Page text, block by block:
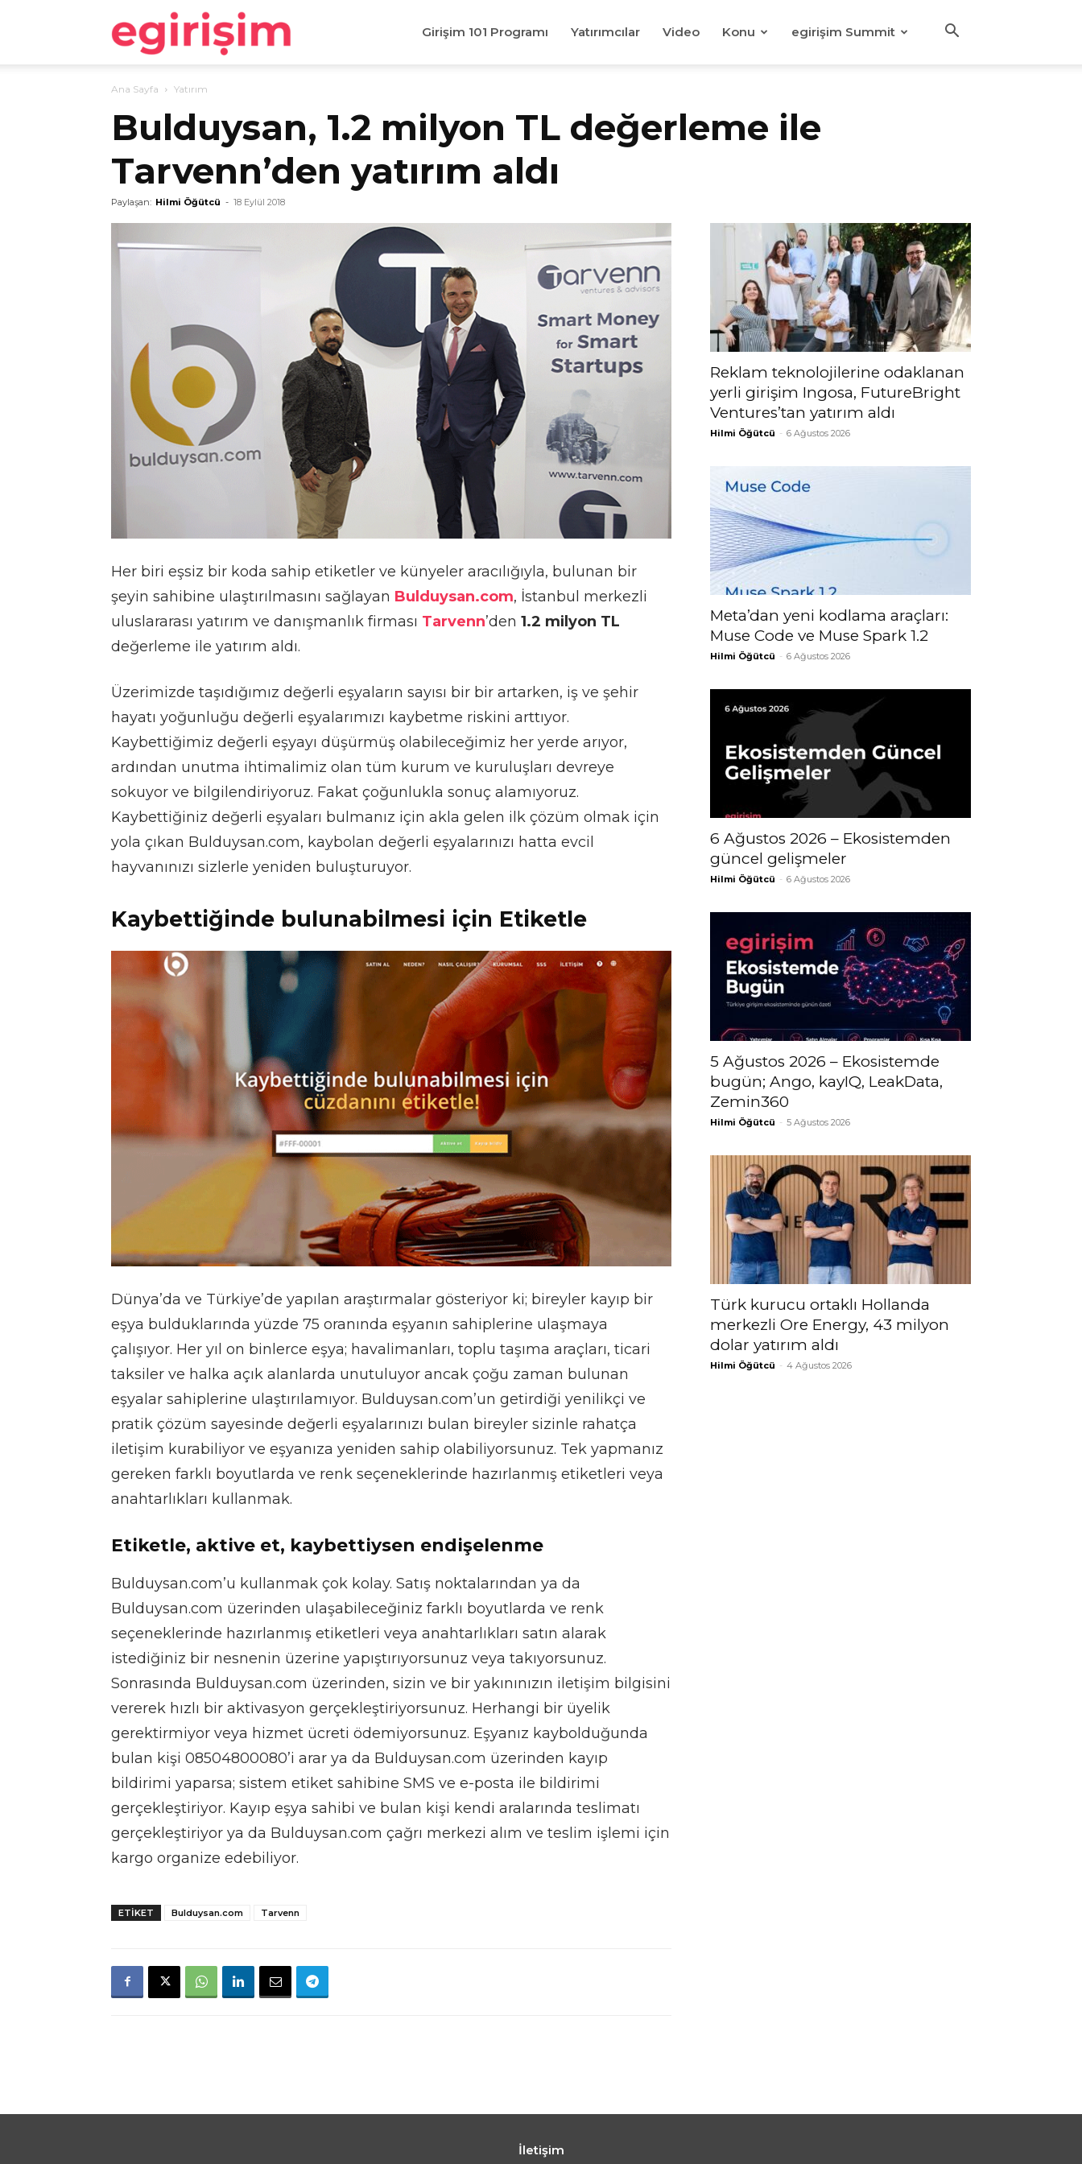
egirişim Girişim 101 Programı Yatırımcılar Video Konu egirişim Summit
Ana Sayfa Yatırım
Bulduysan, 1.2 milyon TL değerleme ile
Tarvenn’den yatırım aldı
Paylaşan: Hilmi Öğütcü - 18 Eylül 2018
Her biri eşsiz bir koda sahip etiketler ve künyeler aracılığıyla, bulunan bir
şeyin sahibine ulaştırılmasını sağlayan Bulduysan.com, İstanbul merkezli
uluslararası yatırım ve danışmanlık firması Tarvenn’den 1.2 milyon TL
değerleme ile yatırım aldı.
Üzerimizde taşıdığımız değerli eşyaların sayısı bir bir artarken, iş ve şehir
hayatı yoğunluğu değerli eşyalarımızı kaybetme riskini arttıyor.
Kaybettiğimiz değerli eşyayı düşürmüş olabileceğimiz her yerde arıyor,
ardından unutma ihtimalimiz olan tüm kurum ve kuruluşları devreye
sokuyor ve bilgilendiriyoruz. Fakat çoğunlukla sonuç alamıyoruz.
Kaybettiğiniz değerli eşyaları bulmanız için akla gelen ilk çözüm olmak için
yola çıkan Bulduysan.com, kaybolan değerli eşyalarınızı hatta evcil
hayvanınızı sizlerle yeniden buluşturuyor.
Kaybettiğinde bulunabilmesi için Etiketle
Dünya’da ve Türkiye’de yapılan araştırmalar gösteriyor ki; bireyler kayıp bir
eşya bulduklarında yüzde 75 oranında eşyanın sahiplerine ulaşmaya
çalışıyor. Her yıl on binlerce eşya; havalimanları, toplu taşıma araçları, ticari
taksiler ve halka açık alanlarda unutuluyor ancak çoğu zaman bulunan
eşyalar sahiplerine ulaştırılamıyor. Bulduysan.com’un getirdiği yenilikçi ve
pratik çözüm sayesinde değerli eşyalarınızı bulan bireyler sizinle rahatça
iletişim kurabiliyor ve eşyanıza yeniden sahip olabiliyorsunuz. Tek yapmanız
gereken farklı boyutlarda ve renk seçeneklerinde hazırlanmış etiketleri veya
anahtarlıkları kullanmak.
Etiketle, aktive et, kaybettiysen endişelenme
Bulduysan.com’u kullanmak çok kolay. Satış noktalarından ya da
Bulduysan.com üzerinden ulaşabileceğiniz farklı boyutlarda ve renk
seçeneklerinde hazırlanmış etiketleri veya anahtarlıkları satın alarak
istediğiniz bir nesnenin üzerine yapıştırıyorsunuz veya takıyorsunuz.
Sonrasında Bulduysan.com üzerinden, sizin ve bir yakınınızın iletişim bilgisini
vererek hızlı bir aktivasyon gerçekleştiriyorsunuz. Herhangi bir üyelik
gerektirmiyor veya hizmet ücreti ödemiyorsunuz. Eşyanız kaybolduğunda
bulan kişi 08504800080’i arar ya da Bulduysan.com üzerinden kayıp
bildirimi yaparsa; sistem etiket sahibine SMS ve e-posta ile bildirimi
gerçekleştiriyor. Kayıp eşya sahibi ve bulan kişi kendi aralarında teslimatı
gerçekleştiriyor ya da Bulduysan.com çağrı merkezi alım ve teslim işlemi için
kargo organize edebiliyor.
ETIKET Bulduysan.com Tarvenn
Reklam teknolojilerine odaklanan
yerli girişim Ingosa, FutureBright
Ventures’tan yatırım aldı
Hilmi Öğütcü - 6 Ağustos 2026
Meta’dan yeni kodlama araçları:
Muse Code ve Muse Spark 1.2
Hilmi Öğütcü - 6 Ağustos 2026
6 Ağustos 2026 – Ekosistemden
güncel gelişmeler
Hilmi Öğütcü - 6 Ağustos 2026
5 Ağustos 2026 – Ekosistemde
bugün; Ango, kayIQ, LeakData,
Zemin360
Hilmi Öğütcü - 5 Ağustos 2026
Türk kurucu ortaklı Hollanda
merkezli Ore Energy, 43 milyon
dolar yatırım aldı
Hilmi Öğütcü - 4 Ağustos 2026
İletişim